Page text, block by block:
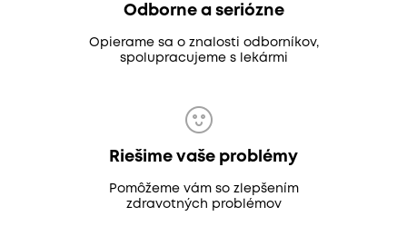
Odborne a seriózne
Opierame sa o znalosti odborníkov,
spolupracujeme s lekármi
Riešime vaše problémy
Pomôžeme vám so zlepšením
zdravotných problémov